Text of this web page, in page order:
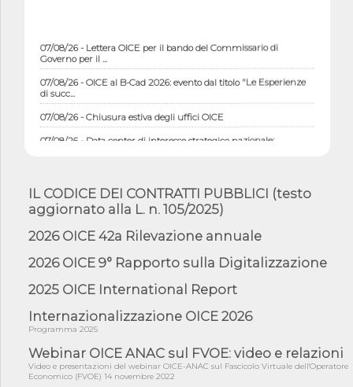
07/08/26 - Lettera OICE per il bando del Commissario di
Governo per il ...
07/08/26 - OICE al B-Cad 2026: evento dal titolo "Le Esperienze
di succ...
07/08/26 - Chiusura estiva degli uffici OICE
07/08/26 - Data center di interesse strategico nazionale;
07/08/26 - Ponte sullo Stretto di Messina: deliberata la
sussistenza di...
07/08/26 - Tunnel Brennero, dal Cipess via libera al quinto lotto
su a...
06/08/26 - Dal 3 agosto in vigore l'obbligo di energie rinnovabili
con ...
riqualificazione sism...
06/08/26 - CdM: approvato il d.lgs. di adeguamento all’AI Act in
IL CODICE DEI CONTRATTI PUBBLICI (testo
aggiornato alla L. n. 105/2025)
2026 OICE 42a Rilevazione annuale
2026 OICE 9° Rapporto sulla Digitalizzazione
2025 OICE International Report
Internazionalizzazione OICE 2026
Programma 2025
Webinar OICE ANAC sul FVOE: video e relazioni
Video e presentazioni del webinar OICE-ANAC sul Fascicolo Virtuale dell'Operatore
Economico (FVOE) 14 novembre 2022